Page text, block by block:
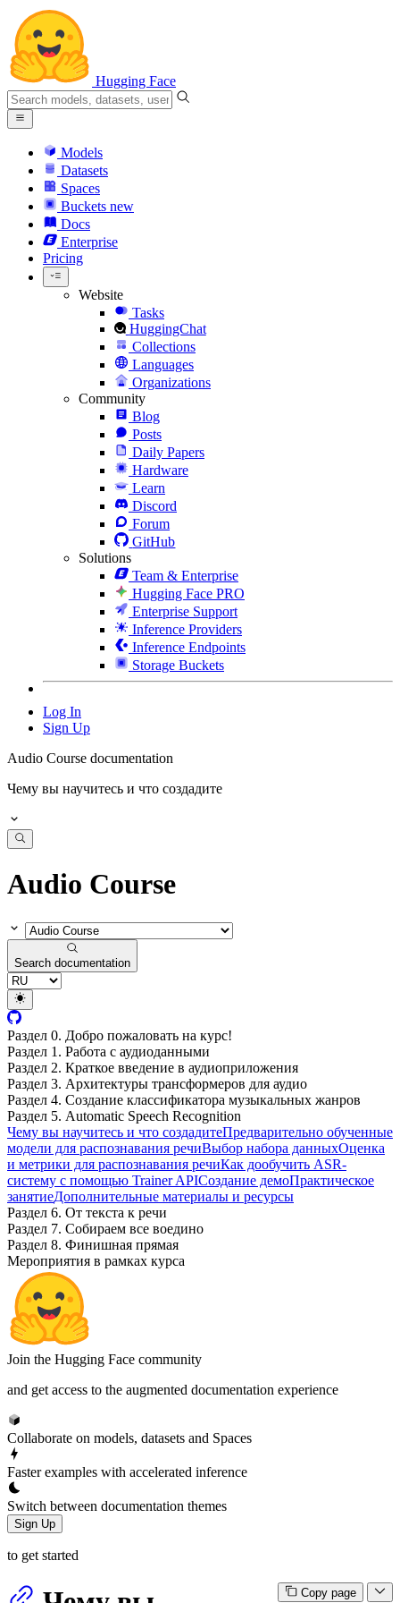
Hugging Face
Models
Datasets
Spaces
Buckets new
Docs
Enterprise
Pricing
Website
Tasks
HuggingChat
Collections
Languages
Organizations
Community
Blog
Posts
Daily Papers
Hardware
Learn
Discord
Forum
GitHub
Solutions
Team & Enterprise
Hugging Face PRO
Enterprise Support
Inference Providers
Inference Endpoints
Storage Buckets
Log In
Sign Up
Audio Course documentation
Чему вы научитесь и что создадите
Audio Course
Search documentation
Раздел 0. Добро пожаловать на курс!
Раздел 1. Работа с аудиоданными
Раздел 2. Краткое введение в аудиоприложения
Раздел 3. Архитектуры трансформеров для аудио
Раздел 4. Создание классификатора музыкальных жанров
Раздел 5. Automatic Speech Recognition
Чему вы научитесь и что создадитеПредварительно обученные
модели для распознавания речиВыбор набора данныхОценка
и метрики для распознавания речиКак дообучить ASR-
систему с помощью Trainer APIСоздание демоПрактическое
занятиеДополнительные материалы и ресурсы
Раздел 6. От текста к речи
Раздел 7. Собираем все воедино
Раздел 8. Финишная прямая
Мероприятия в рамках курса
Join the Hugging Face community
and get access to the augmented documentation experience
Collaborate on models, datasets and Spaces
Faster examples with accelerated inference
Switch between documentation themes
Sign Up
to get started
Copy page